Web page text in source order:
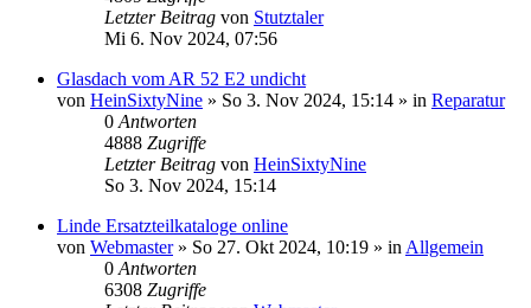
Letzter Beitrag von Stutztaler
Mi 6. Nov 2024, 07:56
Glasdach vom AR 52 E2 undicht
von HeinSixtyNine » So 3. Nov 2024, 15:14 » in Reparatur
0 Antworten
4888 Zugriffe
Letzter Beitrag von HeinSixtyNine
So 3. Nov 2024, 15:14
Linde Ersatzteilkataloge online
von Webmaster» So 27. Okt 2024, 10:19 » in Allgemein
0 Antworten
6308 Zugriffe